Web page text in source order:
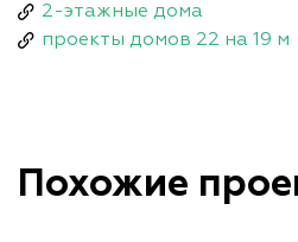
2-этажные дома
проекты домов 22 на 19 м
Похожие